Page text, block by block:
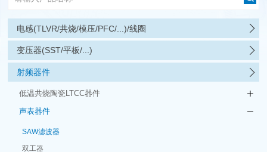
电感(TLVR/共烧/模压/PFC/...)/线圈
变压器(SST/平板/...)
射频器件
低温共烧陶瓷LTCC器件
声表器件
SAW滤波器
双工器